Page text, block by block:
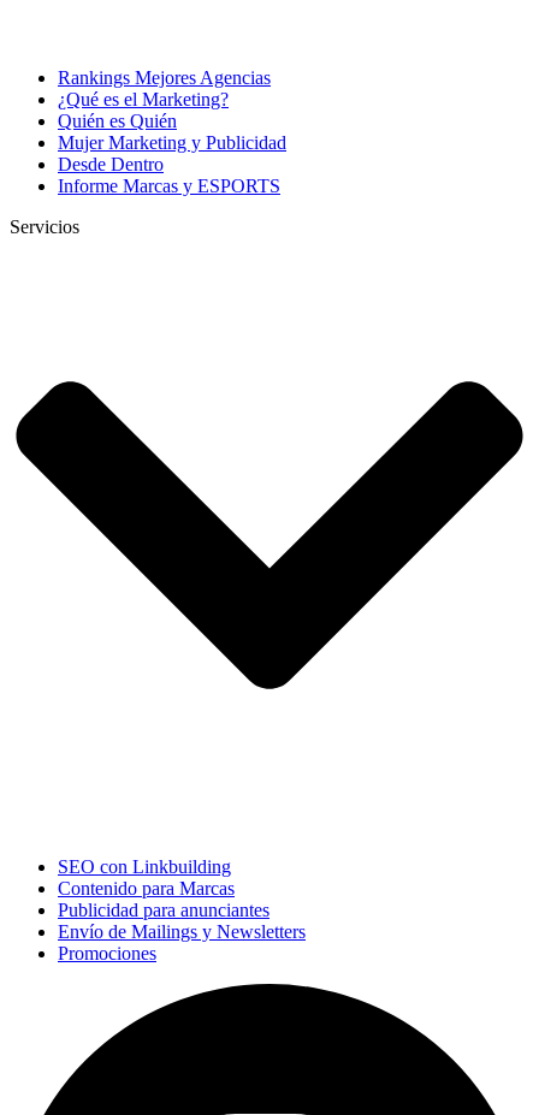
Rankings Mejores Agencias
¿Qué es el Marketing?
Quién es Quién
Mujer Marketing y Publicidad
Desde Dentro
Informe Marcas y ESPORTS
Servicios
SEO con Linkbuilding
Contenido para Marcas
Publicidad para anunciantes
Envío de Mailings y Newsletters
Promociones